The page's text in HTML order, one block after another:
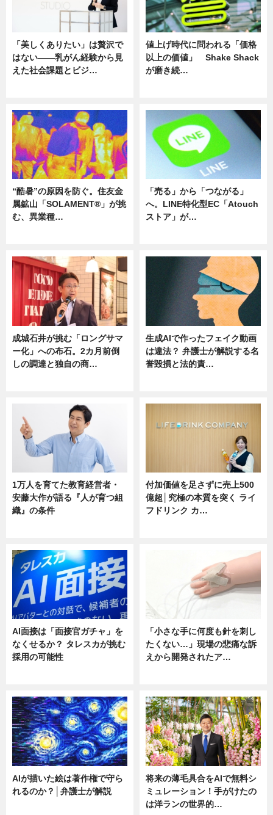
「美しくありたい」は贅沢で
はない――乳がん経験から見
えた社会課題とビジ…
値上げ時代に問われる「価格
以上の価値」 Shake Shack
が磨き続…
“酷暑”の原因を防ぐ。住友金
属鉱山「SOLAMENT®」が挑
む、異業種…
「売る」から「つながる」
へ。LINE特化型EC「Atouch
ストア」が…
成城石井が挑む「ロングサマ
ー化」への布石。2カ月前倒
しの調達と独自の商…
生成AIで作ったフェイク動画
は違法？ 弁護士が解説する名
誉毀損と法的責…
1万人を育てた教育経営者・
安藤大作が語る『人が育つ組
織』の条件
付加価値を足さずに売上500
億超│究極の本質を突く ライ
フドリンク カ…
AI面接は「面接官ガチャ」を
なくせるか？ タレスカが挑む
採用の可能性
「小さな手に何度も針を刺し
たくない…」現場の悲痛な訴
えから開発されたア…
AIが描いた絵は著作権で守ら
れるのか？│弁護士が解説
将来の薄毛具合をAIで無料シ
ミュレーション！手がけたの
は洋ランの世界的…